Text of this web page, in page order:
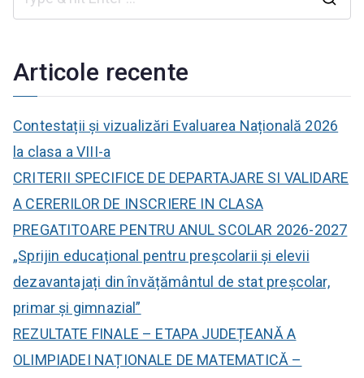
Articole recente
Contestații și vizualizări Evaluarea Națională 2026
la clasa a VIII-a
CRITERII SPECIFICE DE DEPARTAJARE SI VALIDARE
A CERERILOR DE INSCRIERE IN CLASA
PREGATITOARE PENTRU ANUL SCOLAR 2026-2027
„Sprijin educațional pentru preșcolarii și elevii
dezavantajați din învățământul de stat preșcolar,
primar și gimnazial”
REZULTATE FINALE – ETAPA JUDEȚEANĂ A
OLIMPIADEI NAȚIONALE DE MATEMATICĂ –